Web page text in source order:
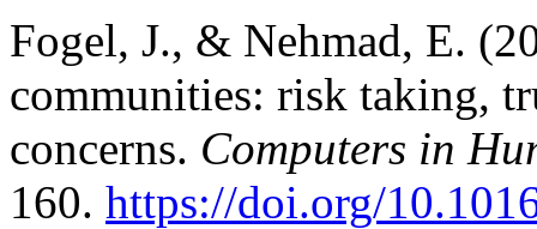
Fogel, J., & Nehmad, E.
communities: risk taking,
concerns. Computers in
160. https://doi.org/